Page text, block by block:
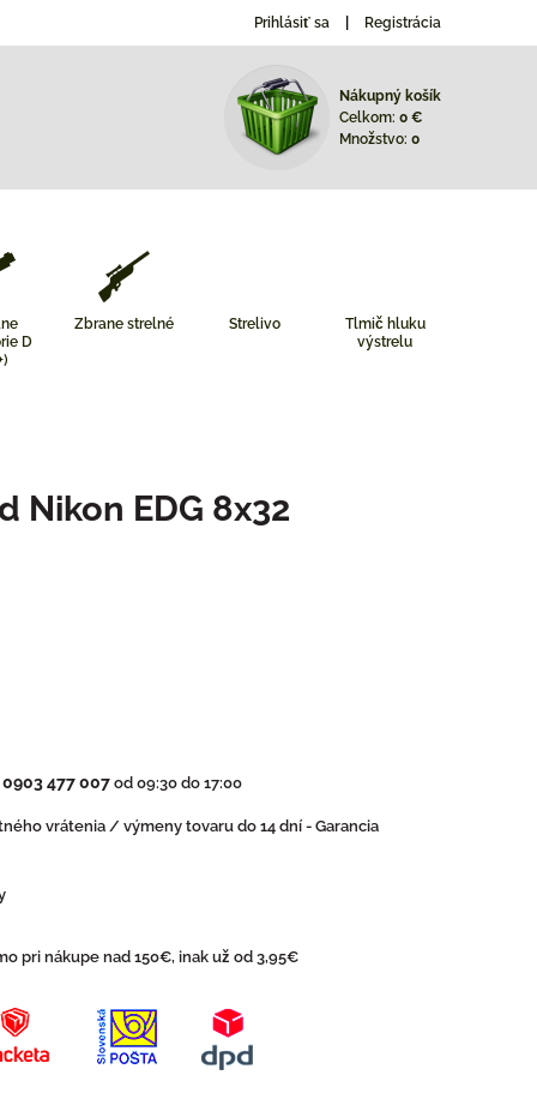
Prihlásiť sa Registrácia
Nákupný košík
Celkom: 0 €
Množstvo: 0
D
Zbrane strelné Strelivo
Tlmič hluku
výstrelu
Nikon EDG 8x32
0903 477 007 od 09:30 do 17:00
vrátenia / výmeny tovaru do 14 dní - Garancia
pri nákupe nad 150€, inak už od 3,95€